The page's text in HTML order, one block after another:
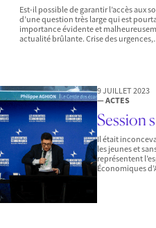
Est-il possible de garantir l’accès aux
d’une question très large qui est
importance évidente et
actualité brûlante. Crise des
9 JUILLET 2023
— ACTES
Session
Il était
les jeunes et
représentent
Économiques